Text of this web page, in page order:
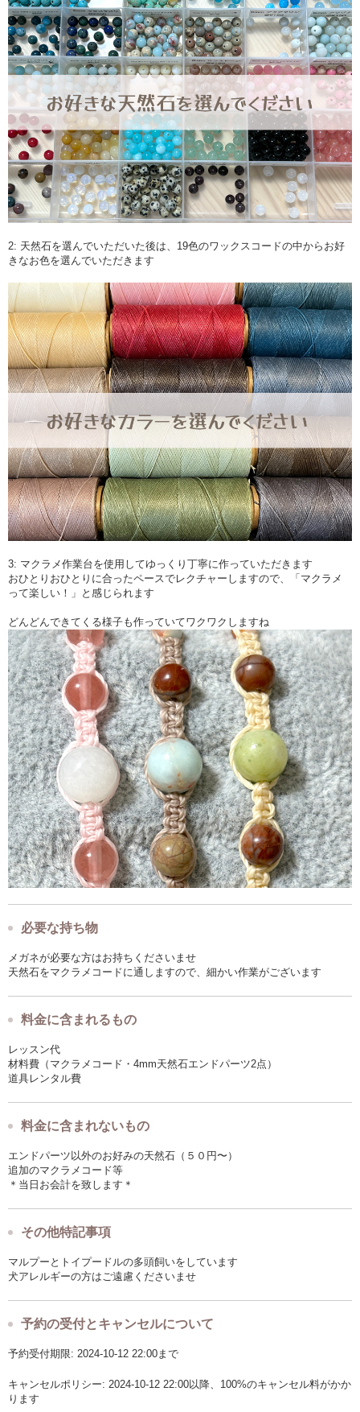
2: 天然石を選んでいただいた後は、19色のワックスコードの中からお好
きなお色を選んでいただきます
3: マクラメ作業台を使用してゆっくり丁寧に作っていただきます
おひとりおひとりに合ったペースでレクチャーしますので、「マクラメ
って楽しい！」と感じられます
どんどんできてくる様子も作っていてワクワクしますね
必要な持ち物
メガネが必要な方はお持ちくださいませ
天然石をマクラメコードに通しますので、細かい作業がございます
料金に含まれるもの
レッスン代
材料費（マクラメコード・4mm天然石エンドパーツ2点）
道具レンタル費
料金に含まれないもの
エンドパーツ以外のお好みの天然石（５０円〜）
追加のマクラメコード等
＊当日お会計を致します＊
その他特記事項
マルプーとトイプードルの多頭飼いをしています
犬アレルギーの方はご遠慮くださいませ
予約の受付とキャンセルについて
予約受付期限: 2024-10-12 22:00まで
キャンセルポリシー: 2024-10-12 22:00以降、100%のキャンセル料がかか
ります